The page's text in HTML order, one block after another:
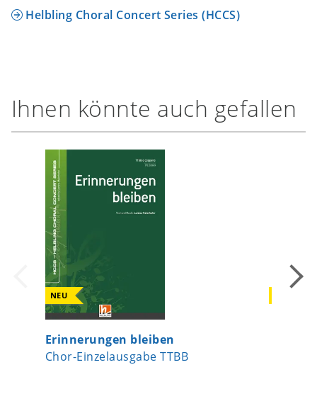
Helbling Choral Concert Series (HCCS)
Ihnen könnte auch gefallen
NEU
Erinnerungen bleiben
Chor-Einzelausgabe TTBB